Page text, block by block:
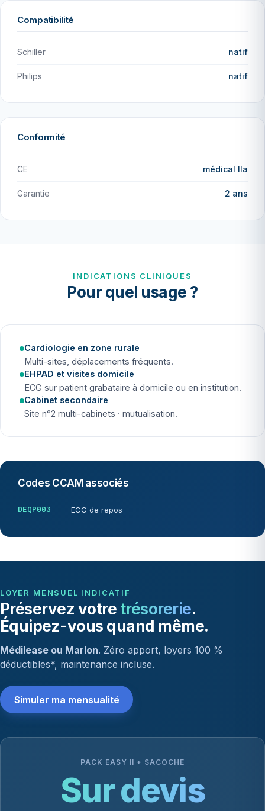
Compatibilité
Schiller natif
Philips natif
Conformité
CE médical IIa
Garantie 2 ans
INDICATIONS CLINIQUES
Pour quel usage ?
Cardiologie en zone rurale
Multi-sites, déplacements fréquents.
EHPAD et visites domicile
ECG sur patient grabataire à domicile ou en institution.
Cabinet secondaire
Site n°2 multi-cabinets · mutualisation.
Codes CCAM associés
DEQP003 ECG de repos
LOYER MENSUEL INDICATIF
Préservez votre trésorerie.
Équipez-vous quand même.
Médilease ou Marlon. Zéro apport, loyers 100 %
déductibles*, maintenance incluse.
Simuler ma mensualité
PACK EASY II + SACOCHE
Sur devis